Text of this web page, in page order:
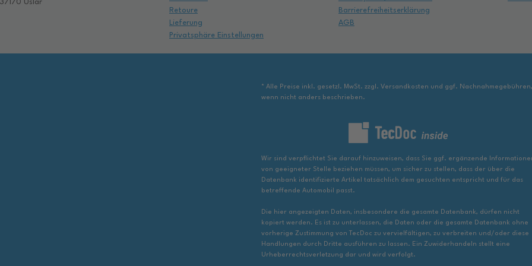
37170 Uslar
Retoure
Lieferung
Privatsphäre Einstellungen
Barrierefreiheitserklärung
AGB
* Alle Preise inkl. gesetzl. MwSt. zzgl. Versandkosten und ggf. Nachnahmegebühren,
wenn nicht anders beschrieben.
Wir sind verpflichtet Sie darauf hinzuweisen, dass Sie ggf. ergänzende
von geeigneter Stelle beziehen müssen, um sicher zu stellen, dass der über die
Datenbank identifizierte Artikel tatsächlich dem gesuchten entspricht und für das
betreffende Automobil passt.
Die hier angezeigten Daten, insbesondere die gesamte Datenbank, dürfen nicht
kopiert werden. Es ist zu unterlassen, die Daten oder die gesamte Datenbank ohne
vorherige Zustimmung von TecDoc zu vervielfältigen, zu verbreiten und/oder diese
Handlungen durch Dritte ausführen zu lassen. Ein Zuwiderhandeln stellt eine
Urheberrechtsverletzung dar und wird verfolgt.